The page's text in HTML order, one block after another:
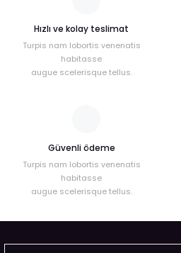
Hızlı ve kolay teslimat
Turpis nam lobortis venenatis
habitasse
augue scelerisque tellus.
Güvenli ödeme
Turpis nam lobortis venenatis
habitasse
augue scelerisque tellus.